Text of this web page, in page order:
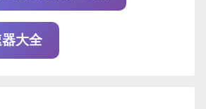
大全